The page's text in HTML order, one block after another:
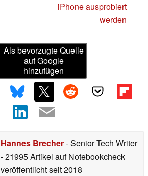
iPhone ausprobiert
werden
Als bevorzugte Quelle
auf Google
hinzufügen
Hannes Brecher- Senior Tech Writer
- 21995 Artikel auf Notebookcheck
veröffentlichtseit 2018